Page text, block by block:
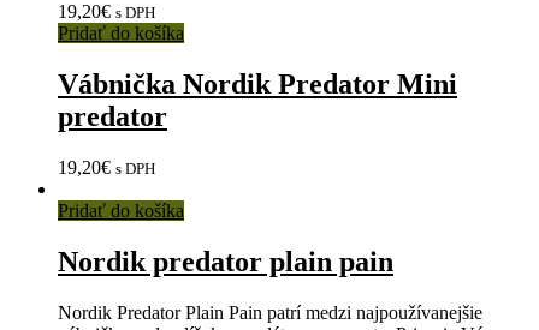
19,20€ s DPH
Pridať do košíka
Vábnička Nordik Predator Mini
predator
19,20€ s DPH
Pridať do košíka
Nordik predator plain pain
Nordik Predator Plain Pain patrí medzi najpoužívanejšie